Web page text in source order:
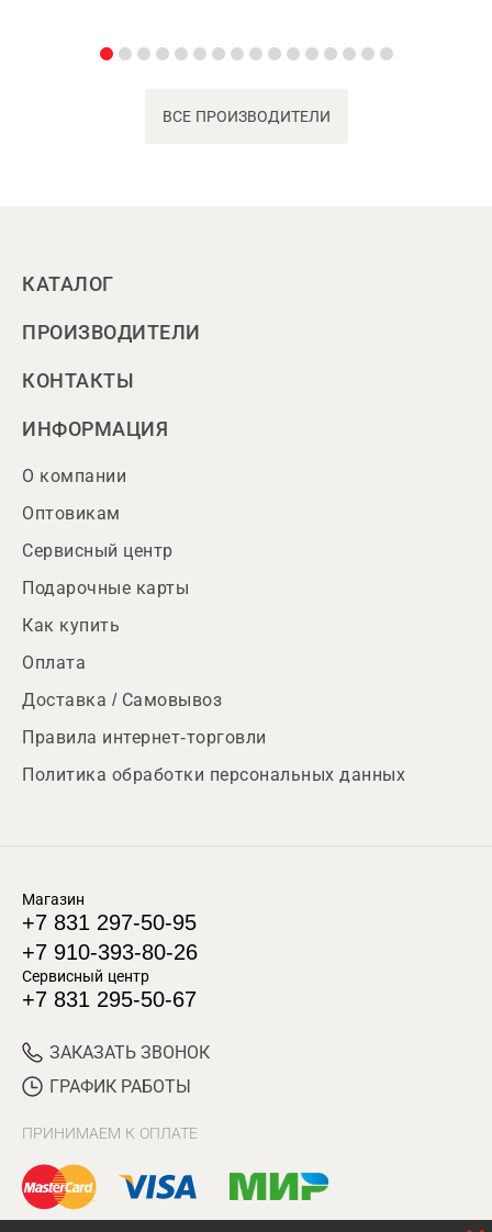
ВСЕ ПРОИЗВОДИТЕЛИ
КАТАЛОГ
ПРОИЗВОДИТЕЛИ
КОНТАКТЫ
ИНФОРМАЦИЯ
О компании
Оптовикам
Сервисный центр
Подарочные карты
Как купить
Оплата
Доставка / Самовывоз
Правила интернет-торговли
Политика обработки персональных данных
Магазин
+7 831 297-50-95
+7 910-393-80-26
Сервисный центр
+7 831 295-50-67
ЗАКАЗАТЬ ЗВОНОК
ГРАФИК РАБОТЫ
ПРИНИМАЕМ К ОПЛАТЕ